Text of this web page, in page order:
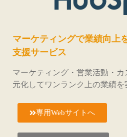
マーケティングで業績向上
支援サービス
マーケティング・営業活動・
元化してワンランク上の業績を
専用Webサイトへ